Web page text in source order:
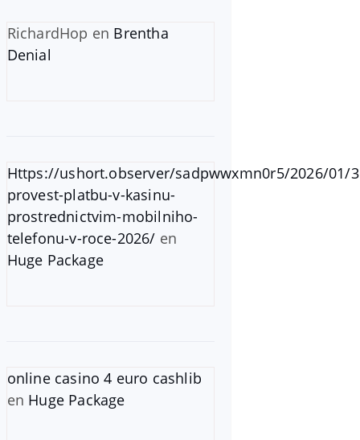
RichardHop en Brentha
Denial
Https://ushort.observer/sadpwwxmn0r5/2026/01/
provest-platbu-v-kasinu-
prostrednictvim-mobilniho-
telefonu-v-roce-2026/ en
Huge Package
online casino 4 euro cashlib
en Huge Package